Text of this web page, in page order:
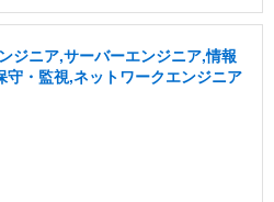
ジニア,サーバーエンジニア,情報
守・監視,ネットワークエンジニア